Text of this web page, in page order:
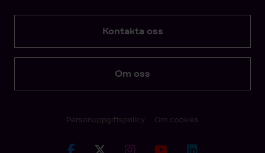
Kontakta oss
Om oss
Personuppgiftspolicy Om cookies